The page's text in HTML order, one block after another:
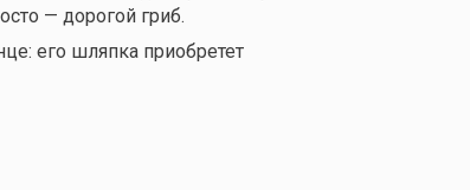
— дорогой гриб.
его шляпка приобретет